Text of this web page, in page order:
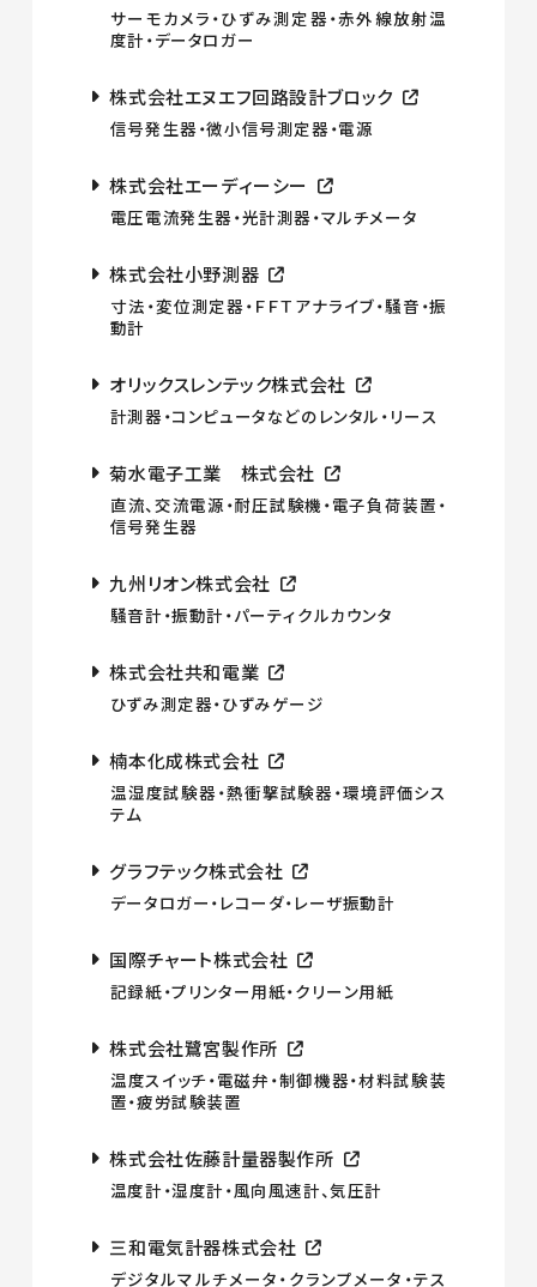
サーモカメラ・ひずみ測定器・赤外線放射温
度計・データロガー
株式会社エヌエフ回路設計ブロック
信号発生器・微小信号測定器・電源
株式会社エーディーシー
電圧電流発生器・光計測器・マルチメータ
株式会社小野測器
寸法・変位測定器・ＦＦＴアナライブ・騒音・振
動計
オリックスレンテック株式会社
計測器・コンピュータなどのレンタル・リース
菊水電子工業 株式会社
直流、交流電源・耐圧試験機・電子負荷装置・
信号発生器
九州リオン株式会社
騒音計・振動計・パーティクルカウンタ
株式会社共和電業
ひずみ測定器・ひずみゲージ
楠本化成株式会社
温湿度試験器・熱衝撃試験器・環境評価シス
テム
グラフテック株式会社
データロガー・レコーダ・レーザ振動計
国際チャート株式会社
記録紙・プリンター用紙・クリーン用紙
株式会社鷺宮製作所
温度スイッチ・電磁弁・制御機器・材料試験装
置・疲労試験装置
株式会社佐藤計量器製作所
温度計・湿度計・風向風速計、気圧計
三和電気計器株式会社
デジタルマルチメータ・クランプメータ・テス